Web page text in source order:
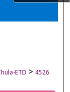
ETD > 4526